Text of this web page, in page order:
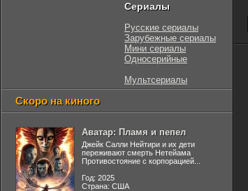
Сериалы
Русские сериалы
Зарубежные сериалы
Мини сериалы
Односерийные
Мультсериалы
Скоро на киного
Аватар: Пламя и пепел
Джейк Салли Нейтири и их дети
переживают смерть Нетейама
Противостояние с корпорацией...
Год: 2025
Страна: США